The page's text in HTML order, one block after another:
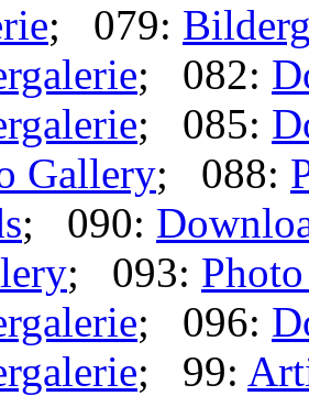
; 079:
; 082:
; 085:
Gallery; 088:
; 090:
; 093:
; 096:
; 99: